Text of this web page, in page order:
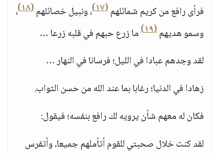
فرأى رافع من كريم شمائلهم(١٧) ، ونبيل خصائلهم(١٨)
،
وسمو هديهم(١٩)
ما زرع حبهم في قلبه زرعا …
لقد وجدهم عبادا في الليل؛ فرسانا في النهار …
زهادا في الدنيا؛ رغابا بما عند الله من حسن الثواب.
فكان له معهم شأن يرويه لك رافع بنفسه؛ فيقول:
لقد كنت خلال صحبتي للقوم أتأملهم جميعا، وأتفرس